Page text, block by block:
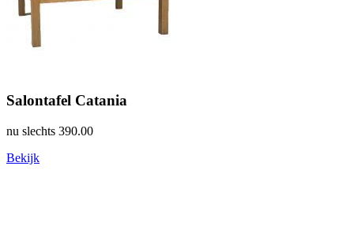
Salontafel Catania
nu slechts 390.00
Bekijk